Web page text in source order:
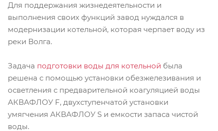
Для поддержания жизнедеятельности и
выполнения своих функций завод нуждался в
модернизации котельной, которая черпает воду из
реки Волга.
Задача подготовки воды для котельной была
решена с помощью установки обезжелезивания и
осветления с предварительной коагуляцией воды
АКВАФЛОУ F, двухступенчатой установки
умягчения АКВАФЛОУ S и емкости запаса чистой
воды.